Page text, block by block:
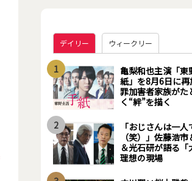
デイリー ウィークリー
1
亀梨和也主演「東
紙」を8月6日に
罪加害者家族がた
く“絆”を描く
2
「おじさんは一
（笑）」佐藤浩
＆光石研が語る「
理想の現場